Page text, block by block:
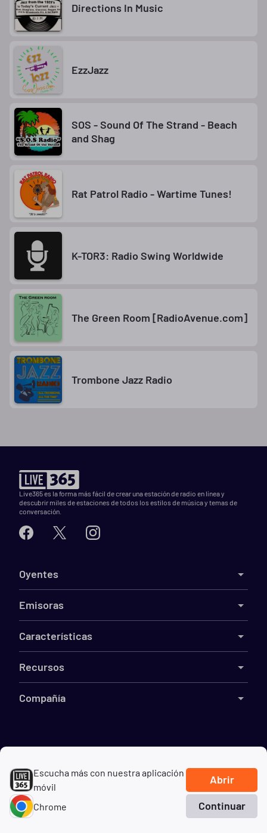
Escucha más con nuestra aplicación
móvil
Abrir
Chrome Continuar
Directions In Music
EzzJazz
SOS - Sound Of The Strand - Beach
and Shag
Rat Patrol Radio - Wartime Tunes!
K-TOR3: Radio Swing Worldwide
The Green Room [RadioAvenue.com]
Trombone Jazz Radio
Live365 es la forma más fácil de crear una estación de radio en línea y
descubrir miles de estaciones de todos los estilos de música y temas de
conversación.
Oyentes
Emisoras
Características
Recursos
Compañía
TérminosDMCAPrivacidad CookiesNo vender mi información